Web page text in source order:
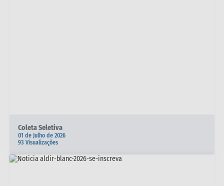
Coleta Seletiva
01 de Julho de 2026
93 Visualizações